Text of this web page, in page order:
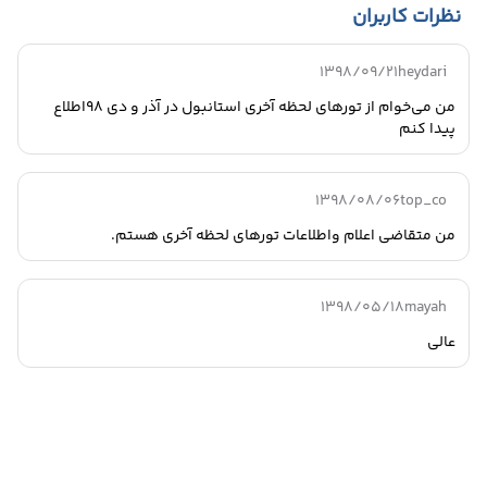
نظرات کاربران
heydari
1398/09/21
من می‌خوام از تورهای لحظه آخری استانبول در آذر و دی ۹۸اطلاع
پیدا کنم
top_co
1398/08/06
من متقاضى اعلام واطلاعات تورهاى لحظه آخرى هستم.
mayah
1398/05/18
عالی